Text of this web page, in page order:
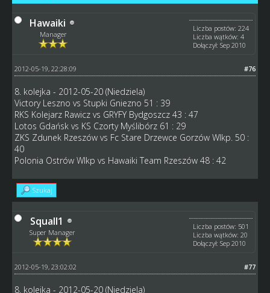
Hawaiki
Manager
Liczba postów: 224
Liczba wątków: 4
Dołączył: Sep 2010
#76
2012-05-19, 22:28:09
8. kolejka - 2012-05-20 (Niedziela)
Victory Leszno vs Stupki Gniezno 51 : 39
RKS Kolejarz Rawicz vs GRYFY Bydgoszcz 43 : 47
Lotos Gdańsk vs KS Czorty Myślibórz 61 : 29
ZKS Zdunek Rzeszów vs Fc Stare Drzewce Gorzów Wlkp. 50 :
40
Polonia Ostrów Wlkp vs Hawaiki Team Rzeszów 48 : 42
Szukaj
Squall1
Super Manager
Liczba postów: 501
Liczba wątków: 20
Dołączył: Sep 2010
#77
2012-05-19, 23:02:02
8. kolejka - 2012-05-20 (Niedziela)